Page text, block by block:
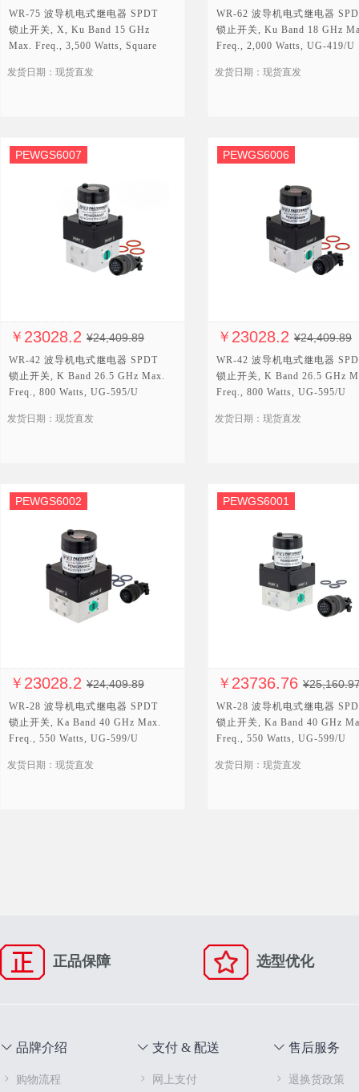
WR-75 波导机电式继电器 SPDT
锁止开关, X, Ku Band 15 GHz
Max. Freq., 3,500 Watts, Square
发货日期：现货直发
WR-62 波导机电式继电器
锁止开关, Ku Band 18 GHz
Freq., 2,000 Watts, UG-419/U
发货日期：现货直发
￥ 23028.2 ¥24,409.89
PEWGS6007
WR-42 波导机电式继电器 SPDT
锁止开关, K Band 26.5 GHz Max.
Freq., 800 Watts, UG-595/U
发货日期：现货直发
￥ 23028.2 ¥24,409.89
PEWGS6006
WR-42 波导机电式继电器
锁止开关, K Band 26.5 GHz
Freq., 800 Watts, UG-595/U
发货日期：现货直发
￥ 23028.2 ¥24,409.89
PEWGS6002
WR-28 波导机电式继电器 SPDT
锁止开关, Ka Band 40 GHz Max.
Freq., 550 Watts, UG-599/U
发货日期：现货直发
￥ 23736.76
PEWGS6001
WR-28 波导机电式继电器
锁止开关, Ka Band 40 GHz
Freq., 550 Watts, UG-599/U
发货日期：现货直发
正品保障 选型优化
品牌介绍
购物流程
支付 & 配送
网上支付
售后服务
退换货政策